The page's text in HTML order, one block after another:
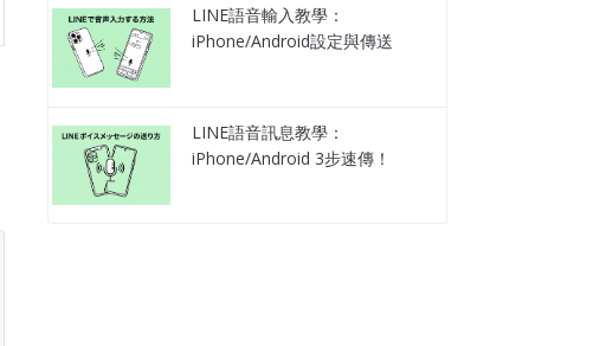
LINE語音輸入教學：
iPhone/Android設定與傳送
LINE語音訊息教學：
iPhone/Android 3步速傳！